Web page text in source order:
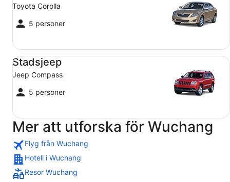
Toyota Corolla
5 personer
Stadsjeep
Jeep Compass
5 personer
Stadsjeep Jeep Compass
Mer att utforska för Wuchang
Flyg från Wuchang
Hotell i Wuchang
Resor Wuchang